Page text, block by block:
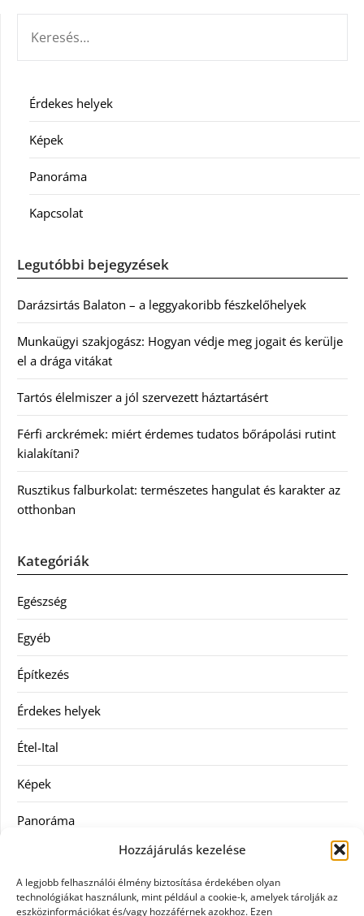
Hozzájárulás kezelése
A legjobb felhasználói élmény biztosítása érdekében olyan
technológiákat használunk, mint például a cookie-k, amelyek tárolják az
eszközinformációkat és/vagy hozzáférnek azokhoz. Ezen
Érdekes helyek
Képek
Panoráma
Kapcsolat
Legutóbbi bejegyzések
Darázsirtás Balaton – a leggyakoribb fészkelőhelyek
Munkaügyi szakjogász: Hogyan védje meg jogait és kerülje
el a drága vitákat
Tartós élelmiszer a jól szervezett háztartásért
Férfi arckrémek: miért érdemes tudatos bőrápolási rutint
kialakítani?
Rusztikus falburkolat: természetes hangulat és karakter az
otthonban
Kategóriák
Egészség
Egyéb
Építkezés
Érdekes helyek
Étel-Ital
Képek
Panoráma
Szolgáltatás